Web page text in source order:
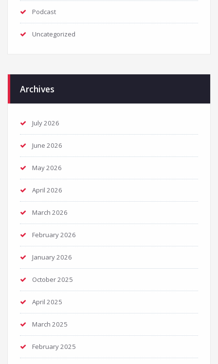
Podcast
Uncategorized
Archives
July 2026
June 2026
May 2026
April 2026
March 2026
February 2026
January 2026
October 2025
April 2025
March 2025
February 2025